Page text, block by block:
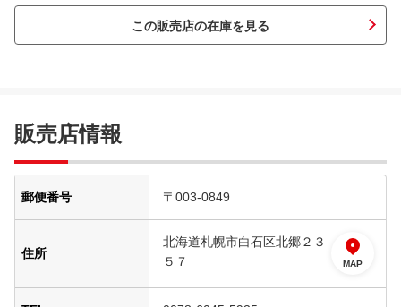
この販売店の在庫を見る
販売店情報
郵便番号 〒003-0849
住所
北海道札幌市白石区北郷２３
５７
MAP